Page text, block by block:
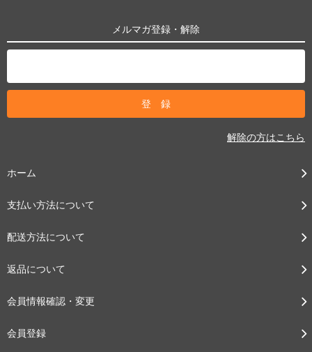
メルマガ登録・解除
解除の方はこちら
ホーム
支払い方法について
配送方法について
返品について
会員情報確認・変更
会員登録